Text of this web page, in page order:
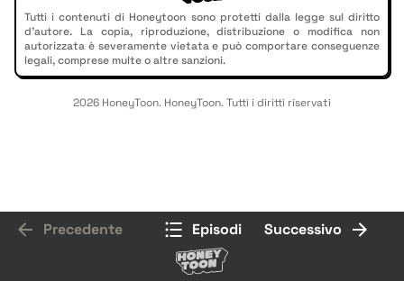
Tutti i contenuti di Honeytoon sono protetti dalla legge sul diritto
d'autore. La copia, riproduzione, distribuzione o modifica non
autorizzata è severamente vietata e può comportare conseguenze
legali, comprese multe o altre sanzioni.
2026 HoneyToon. HoneyToon. Tutti i diritti riservati
Precedente Episodi Successivo